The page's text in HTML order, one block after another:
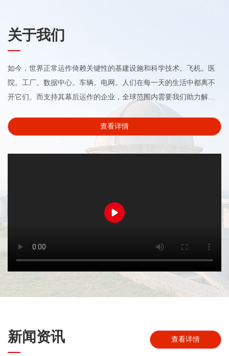
关于我们
如今，世界正常运作倚赖关键性的基建设施和科学技术。飞机。医
院。工厂。数据中心。车辆。电网。人们在每一天的生活中都离不
开它们。而支持其幕后运作的企业，全球范围内需要我们助力解决
一些最棘手的动力管理的挑战。在伊顿，我们致力于通过更可靠、
更高效、更安全、更可持续的动力管理技术改善人们的生活和环
境。作为一家拥有 96,000 多名员工的动力管理公司，我们在超过
175 个国家和地区开展业务。我们高能效的产...
查看详情
新闻资讯 查看详情